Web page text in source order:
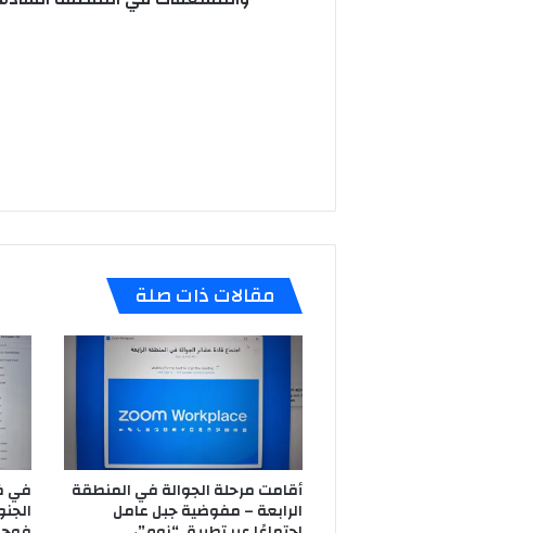
مقالات ذات صلة
أقامت مرحلة الجوالة في المنطقة
الرابعة – مفوضية جبل عامل
في